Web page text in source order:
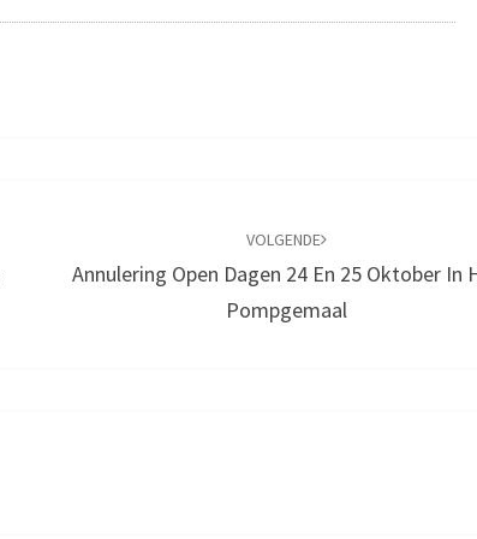
VOLGENDE
Annulering Open Dagen 24 En 25 Oktober In
Pompgemaal